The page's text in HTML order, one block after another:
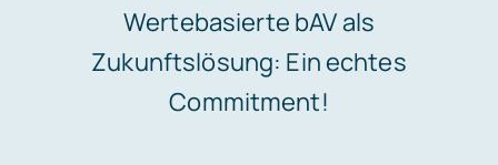
bAV
Katalog
Wertebasierte bAV als
Zukunftslösung: Ein echtes
Commitment!